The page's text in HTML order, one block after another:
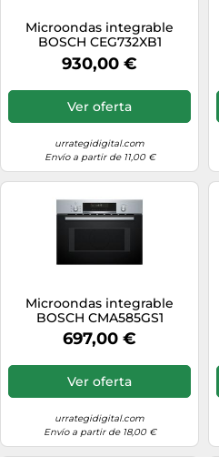
Microondas integrable
BOSCH CEG732XB1
930,00 €
Ver oferta
urrategidigital.com
Envío a partir de 11,00 €
Microondas integrable
BOSCH CMA585GS1
697,00 €
Ver oferta
urrategidigital.com
Envío a partir de 18,00 €